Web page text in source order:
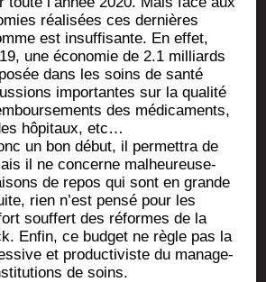
réa­li­sées ces der­nières
est insuf­fi­sante. En effet,
une éco­no­mie de 2.1 mil­liards
dans les soins de san­té
impor­tantes sur la qua­li­té
des médi­ca­ments,
hôpi­taux, etc…
un bon début, il per­met­tra de
il ne concerne mal­heu­reu­se­
de repos qui sont en grande
rien n’est pen­sé pour les
souf­fert des réformes de la
Enfin, ce bud­get ne règle pas la
et pro­duc­ti­viste du mana­ge­
de soins.